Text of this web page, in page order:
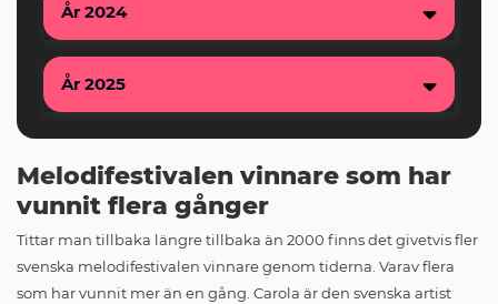
År 2024
År 2025
Melodifestivalen vinnare som har
vunnit flera gånger
Tittar man tillbaka längre tillbaka än 2000 finns det givetvis fler
svenska melodifestivalen vinnare genom tiderna. Varav flera
som har vunnit mer än en gång. Carola är den svenska artist